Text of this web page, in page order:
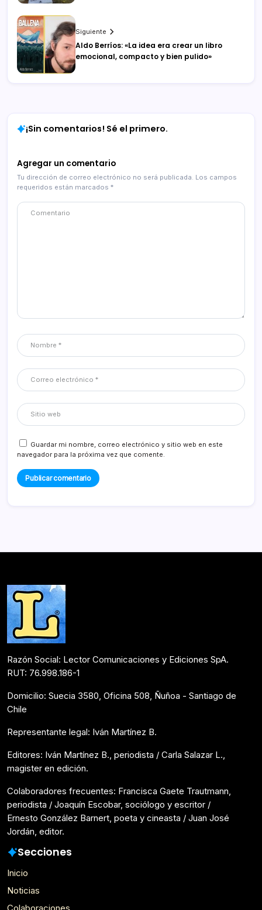
Siguiente
Aldo Berríos: «La idea era crear un libro
emocional, compacto y bien pulido»
¡Sin comentarios! Sé el primero.
Agregar un comentario
Tu dirección de correo electrónico no será publicada. Los campos
requeridos están marcados *
Guardar mi nombre, correo electrónico y sitio web en este
navegador para la próxima vez que comente.
Razón Social: Lector Comunicaciones y Ediciones SpA.
RUT: 76.998.186-1
Domicilio: Suecia 3580, Oficina 508, Ñuñoa - Santiago de
Chile
Representante legal: Iván Martínez B.
Editores: Iván Martínez B., periodista / Carla Salazar L.,
magister en edición.
Colaboradores frecuentes: Francisca Gaete Trautmann,
periodista / Joaquín Escobar, sociólogo y escritor /
Ernesto González Barnert, poeta y cineasta / Juan José
Jordán, editor.
Secciones
Inicio
Noticias